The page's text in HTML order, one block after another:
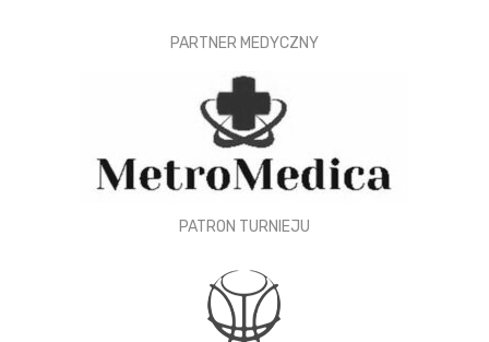
PARTNER MEDYCZNY
PATRON TURNIEJU